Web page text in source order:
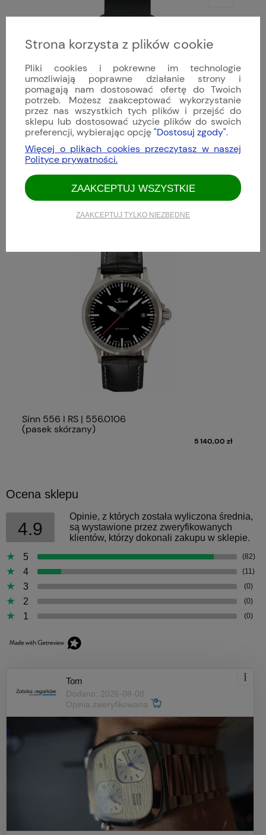
Damasko - DSub10
10 497,00 zł
Sinn 556 I RS | 556.0106
(pasek skórzany)
5 140,00 zł
Ocena sklepu
4.9
Opinie, z których została wyliczona średnia,
są wystawione przez zweryfikowanych
klientów, którzy dokonali zakupu w sklepie.
5
(82)
4 (11)
3 (0)
2 (0)
1 (0)
Tom
Dodano: 2026-08-08
Opinia zweryfikowana
Strona korzysta z plików cookie
Pliki cookies i pokrewne im technologie
umożliwiają poprawne działanie strony i
pomagają nam dostosować ofertę do Twoich
potrzeb. Możesz zaakceptować wykorzystanie
przez nas wszystkich tych plików i przejść do
sklepu lub dostosować użycie plików do swoich
preferencji, wybierając opcję"Dostosuj zgody".
Więcej o plikach cookies przeczytasz w naszej
Polityce prywatności.
ZAAKCEPTUJ TYLKO NIEZBĘDNE
ZAAKCEPTUJ WSZYSTKIE